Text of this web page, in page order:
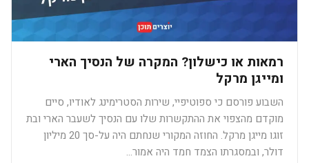
רמאות או כישלון? המקרה של הנסיך הארי
ומייגן מרקל
השבוע פורסם כי ספוטיפיי, שירות הסטרימינג לאודיו, סיים
מוקדם מהצפוי את ההתקשרות שלו עם הנסיך לשעבר הארי ובת
זוגו מייגן מרקל. החוזה המקורי שנחתם היה על-סך 20 מיליון
דולר, ובמסגרתו הצמד חמד היה אמור…